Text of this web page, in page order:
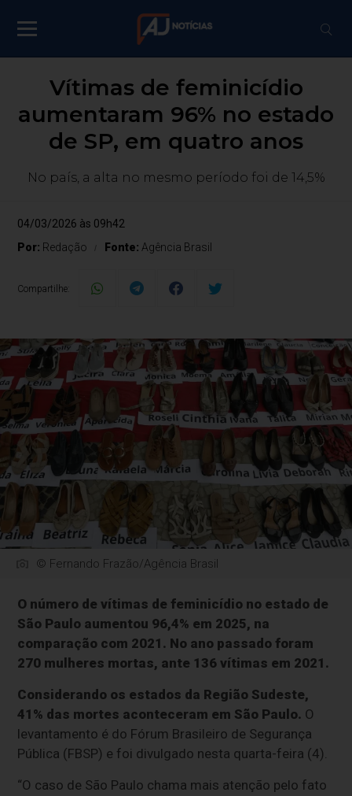
Vítimas de feminicídio
aumentaram 96% no estado
de SP, em quatro anos
No país, a alta no mesmo período foi de 14,5%
04/03/2026 às 09h42
Por: Redação Fonte: Agência Brasil
Compartilhe:
© Fernando Frazão/Agência Brasil
O número de vítimas de feminicídio no estado de
São Paulo aumentou 96,4% em 2025, na
comparação com 2021. No ano passado foram
270 mulheres mortas, ante 136 vítimas em 2021.
Considerando os estados da Região Sudeste,
41% das mortes aconteceram em São Paulo. O
levantamento é do Fórum Brasileiro de Segurança
Pública (FBSP) e foi divulgado nesta quarta-feira (4).
“O caso de São Paulo chama mais atenção pelo fato